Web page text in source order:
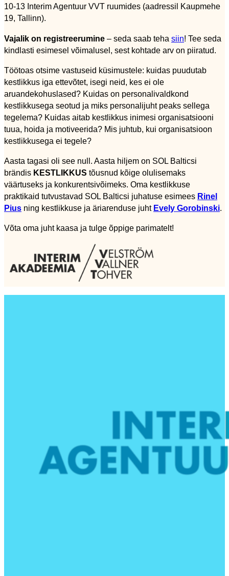
10-13 Interim Agentuur VVT ruumides (aadressil Kaupmehe
19, Tallinn).
Vajalik on registreerumine – seda saab teha siin! Tee seda
kindlasti esimesel võimalusel, sest kohtade arv on piiratud.
Töötoas otsime vastuseid küsimustele: kuidas puudutab
kestlikkus iga ettevõtet, isegi neid, kes ei ole
aruandekohuslased? Kuidas on personalivaldkond
kestlikkusega seotud ja miks personalijuht peaks sellega
tegelema? Kuidas aitab kestlikkus inimesi organisatsiooni
tuua, hoida ja motiveerida? Mis juhtub, kui organisatsioon
kestlikkusega ei tegele?
Aasta tagasi oli see null. Aasta hiljem on SOL Balticsi
brändis KESTLIKKUS tõusnud kõige olulisemaks
väärtuseks ja konkurentsivõimeks. Oma kestlikkuse
praktikaid tutvustavad SOL Balticsi juhatuse esimees Rinel
Pius ning kestlikkuse ja äriarenduse juht Evely Gorobinski.
Võta oma juht kaasa ja tulge õppige parimatelt!